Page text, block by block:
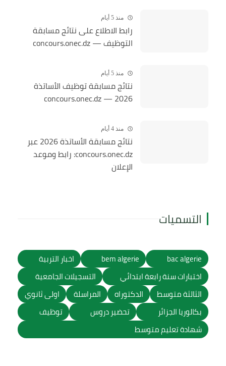
منذ 5 أيام
رابط الاطلاع على نتائج مسابقة
التوظيف — concours.onec.dz
منذ 5 أيام
نتائج مسابقة توظيف الأساتذة
2026 — concours.onec.dz
منذ 4 أيام
نتائج مسابقة الأساتذة 2026 عبر
concours.onec.dz: رابط وموعد
الإعلان
التسميات
bac algerie
bem algerie
اخبار التربية
اختبارات سنة رابعة ابتدائي
التسجيلات الجامعية
الثالثة متوسط
الدكتوراه المراسلة
اولى ثانوي
بكالوريا الجزائر
تحضير دروس
توظيف
شهادة تعليم متوسط